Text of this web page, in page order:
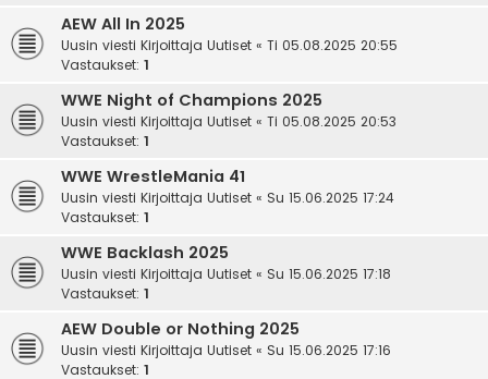
AEW All In 2025
Uusin viesti Kirjoittaja Uutiset « Ti 05.08.2025 20:55
Vastaukset: 1
WWE Night of Champions 2025
Uusin viesti Kirjoittaja Uutiset « Ti 05.08.2025 20:53
Vastaukset: 1
WWE WrestleMania 41
Uusin viesti Kirjoittaja Uutiset « Su 15.06.2025 17:24
Vastaukset: 1
WWE Backlash 2025
Uusin viesti Kirjoittaja Uutiset « Su 15.06.2025 17:18
Vastaukset: 1
AEW Double or Nothing 2025
Uusin viesti Kirjoittaja Uutiset « Su 15.06.2025 17:16
Vastaukset: 1